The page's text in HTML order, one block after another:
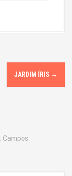
JARDIM ÍRIS →
Campos